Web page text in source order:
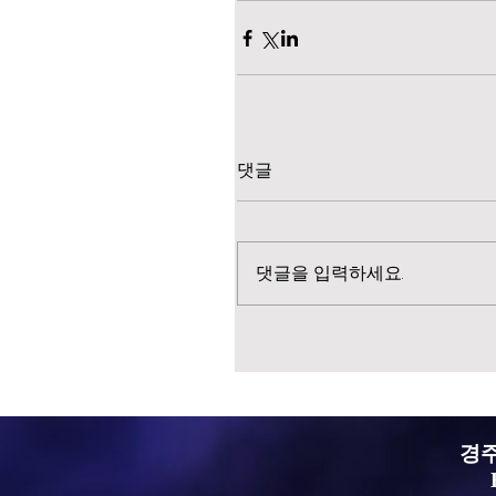
댓글
댓글을 입력하세요.
경